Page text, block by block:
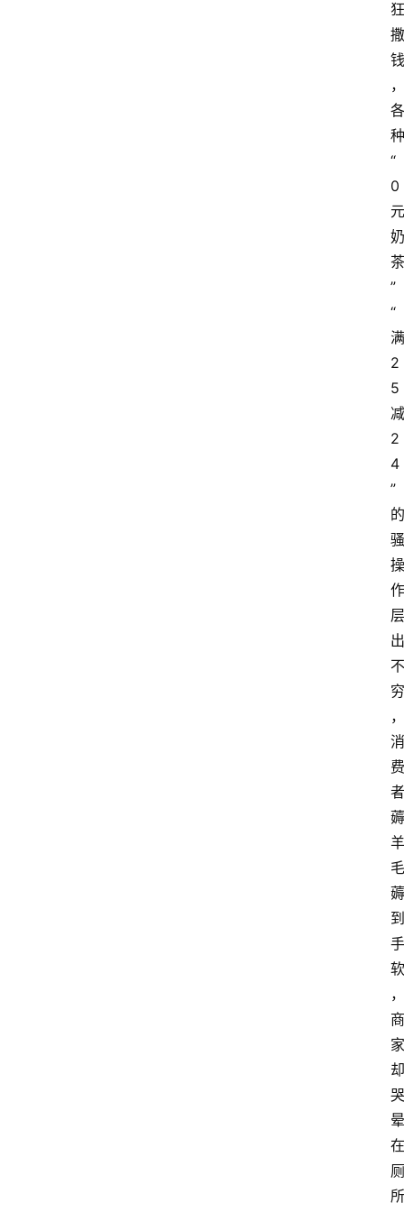
狂
撒
钱
，
各
种
“
0
元
奶
茶
”
“
满
2
5
减
2
4
”
的
骚
操
作
层
出
不
穷
，
消
费
者
薅
羊
毛
薅
到
手
软
，
商
家
却
哭
晕
在
厕
所